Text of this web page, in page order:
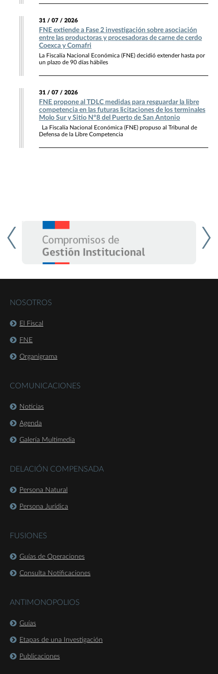
31 / 07 / 2026
FNE extiende a Fase 2 investigación sobre asociación
entre las productoras y procesadoras de carne de cerdo
Coexca y Comafri
La Fiscalía Nacional Económica (FNE) decidió extender hasta por
un plazo de 90 días hábiles
31 / 07 / 2026
FNE propone al TDLC medidas para resguardar la libre
competencia en las futuras licitaciones de los terminales
Molo Sur y Sitio N°8 del Puerto de San Antonio
La Fiscalía Nacional Económica (FNE) propuso al Tribunal de
Defensa de la Libre Competencia
NOSOTROS
El Fiscal
FNE
Organigrama
COMUNICACIONES
Noticias
Agenda
Galería Multimedia
DELACIÓN COMPENSADA
Persona Natural
Persona Jurídica
FUSIONES
Guías de Operaciones
Consulta Notificaciones
ANTIMONOPOLIOS
Guías
Etapas de una Investigación
Publicaciones